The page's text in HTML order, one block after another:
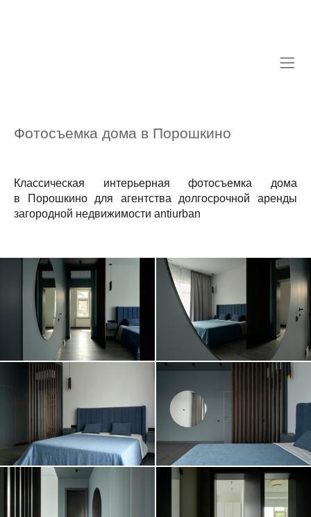
Фотосъемка дома в Порошкино
Классическая интерьерная фотосъемка дома
в Порошкино для агентства долгосрочной аренды
загородной недвижимости antiurban